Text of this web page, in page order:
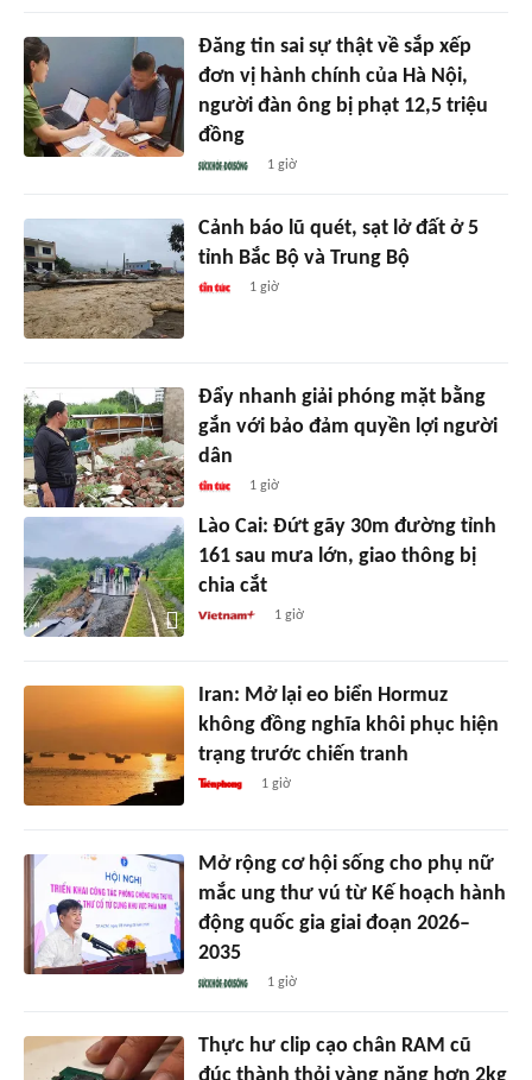
Đăng tin sai sự thật về sắp xếp
đơn vị hành chính của Hà Nội,
người đàn ông bị phạt 12,5 triệu
đồng
1 giờ
Cảnh báo lũ quét, sạt lở đất ở 5
tỉnh Bắc Bộ và Trung Bộ
1 giờ
Đẩy nhanh giải phóng mặt bằng
gắn với bảo đảm quyền lợi người
dân
1 giờ
Lào Cai: Đứt gãy 30m đường tỉnh
161 sau mưa lớn, giao thông bị
chia cắt
1 giờ
Iran: Mở lại eo biển Hormuz
không đồng nghĩa khôi phục hiện
trạng trước chiến tranh
1 giờ
Mở rộng cơ hội sống cho phụ nữ
mắc ung thư vú từ Kế hoạch hành
động quốc gia giai đoạn 2026–
2035
1 giờ
Thực hư clip cạo chân RAM cũ